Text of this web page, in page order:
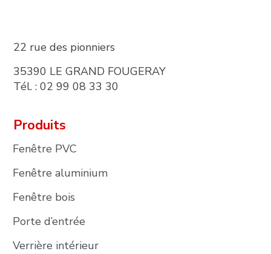
22 rue des pionniers
35390 LE GRAND FOUGERAY
Tél. : 02 99 08 33 30
Produits
Fenêtre PVC
Fenêtre aluminium
Fenêtre bois
Porte d’entrée
Verrière intérieur